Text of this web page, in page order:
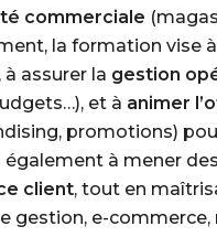
commerciale
la formation vise
, à assurer la gestion
et à animer
promotions)
à mener
client, tout en
gestion, e-commerce,